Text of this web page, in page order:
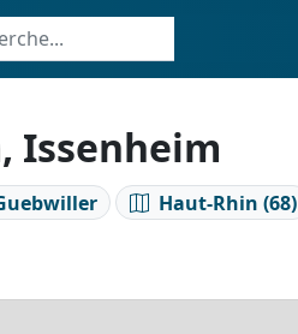
Issenheim
Haut-Rhin (68)